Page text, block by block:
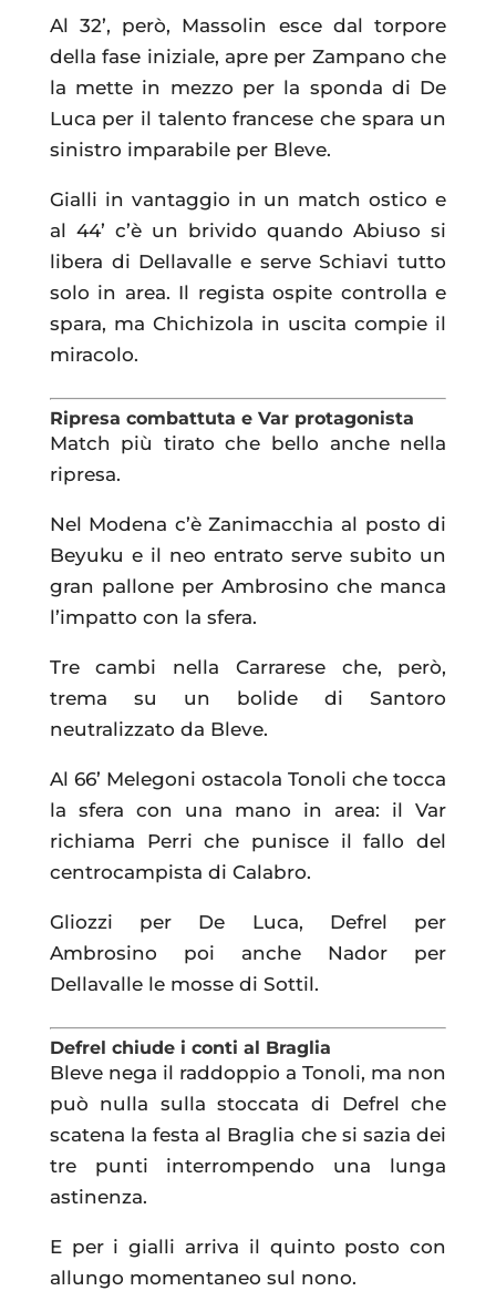
Al 32’, però, Massolin esce dal torpore
della fase iniziale, apre per Zampano che
la mette in mezzo per la sponda di De
Luca per il talento francese che spara un
sinistro imparabile per Bleve.
Gialli in vantaggio in un match ostico e
al 44’ c’è un brivido quando Abiuso si
libera di Dellavalle e serve Schiavi tutto
solo in area. Il regista ospite controlla e
spara, ma Chichizola in uscita compie il
miracolo.
Ripresa combattuta e Var protagonista
Match più tirato che bello anche nella
ripresa.
Nel Modena c’è Zanimacchia al posto di
Beyuku e il neo entrato serve subito un
gran pallone per Ambrosino che manca
l’impatto con la sfera.
Tre cambi nella Carrarese che, però,
trema su un bolide di Santoro
neutralizzato da Bleve.
Al 66’ Melegoni ostacola Tonoli che tocca
la sfera con una mano in area: il Var
richiama Perri che punisce il fallo del
centrocampista di Calabro.
Gliozzi per De Luca, Defrel per
Ambrosino poi anche Nador per
Dellavalle le mosse di Sottil.
Defrel chiude i conti al Braglia
Bleve nega il raddoppio a Tonoli, ma non
può nulla sulla stoccata di Defrel che
scatena la festa al Braglia che si sazia dei
tre punti interrompendo una lunga
astinenza.
E per i gialli arriva il quinto posto con
allungo momentaneo sul nono.